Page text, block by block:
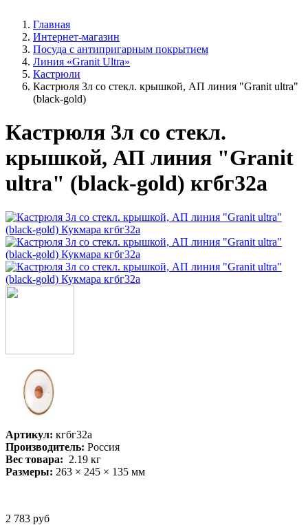
Главная
Интернет-магазин
Посуда с антипригарным покрытием
Линия «Granit Ultra»
Кастрюли
Кастрюля 3л со стекл. крышкой, АП линия "Granit ultra"
(black-gold)
Кастрюля 3л со стекл.
крышкой, АП линия "Granit
ultra" (black-gold) кгбг32а
Артикул: кгбг32а
Производитель: Россия
Вес товара: 2.19 кг
Размеры: 263 × 245 × 135 мм
2 783 руб